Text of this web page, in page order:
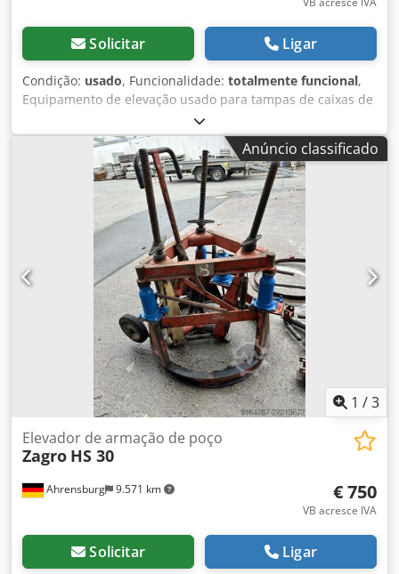
Solicitar Ligar
Condição: usado, Funcionalidade: totalmente funcional,
Equipamento de elevação usado para tampas de caixas de
sarjeta, totalmente funcional Dkjdpfx Ajzg Ub Hsmror
Anúncio classificado
1 /3
Ahrensburg 9.571 km
Elevador de armação de poço
Zagro HS 30
€ 750
VB acresce IVA
Solicitar Ligar